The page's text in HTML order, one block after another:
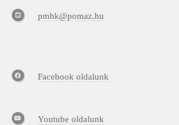
pmhk@pomaz.hu
Facebook oldalunk
Youtube oldalunk